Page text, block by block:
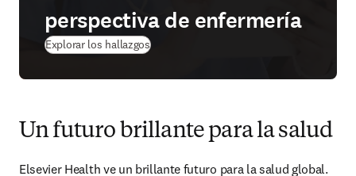
perspectiva de enfermería
Explorar los hallazgos
Un futuro brillante para la salud
Elsevier Health ve un brillante futuro para la salud global.